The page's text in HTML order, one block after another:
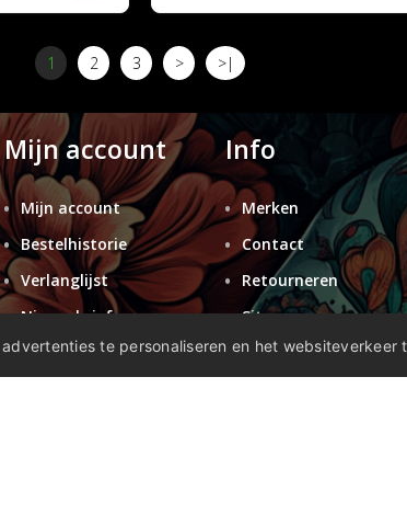
1 2 3 > >|
Mijn account
Mijn account
Bestelhistorie
Verlanglijst
Nieuwsbrief
Info
Merken
Contact
Retourneren
Sitemap
te personaliseren en het websiteverkeer